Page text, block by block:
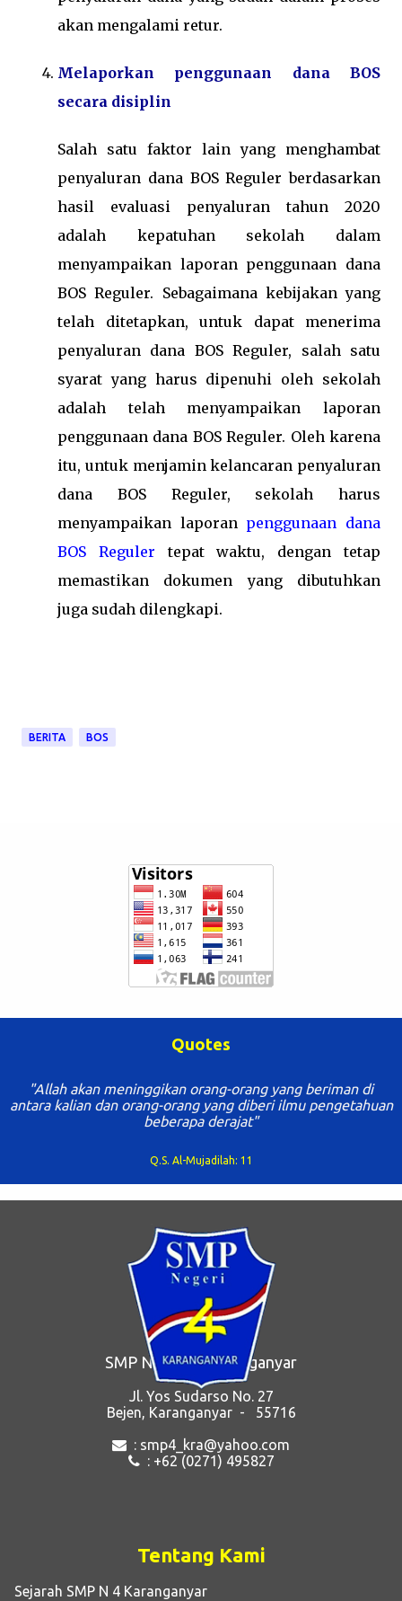
akan mengalami retur.
Melaporkan penggunaan dana BOS
secara disiplin
Salah satu faktor lain yang menghambat
penyaluran dana BOS Reguler berdasarkan
hasil evaluasi penyaluran tahun 2020
adalah kepatuhan sekolah dalam
menyampaikan laporan penggunaan dana
BOS Reguler. Sebagaimana kebijakan yang
telah ditetapkan, untuk dapat menerima
penyaluran dana BOS Reguler, salah satu
syarat yang harus dipenuhi oleh sekolah
adalah telah menyampaikan laporan
penggunaan dana BOS Reguler. Oleh karena
itu, untuk menjamin kelancaran penyaluran
dana BOS Reguler, sekolah harus
menyampaikan laporan penggunaan dana
BOS Reguler tepat waktu, dengan tetap
memastikan dokumen yang dibutuhkan
juga sudah dilengkapi.
BERITA BOS
Quotes
"Tuntutlah ilmu mulai dari buaian hingga liang lahat"
SMP Negeri 4 Karanganyar
Jl. Yos Sudarso No. 27
Bejen, Karanganyar - 55716
: smp4_kra@yahoo.com
: +62 (0271) 495827
Tentang Kami
Sejarah SMP N 4 Karanganyar